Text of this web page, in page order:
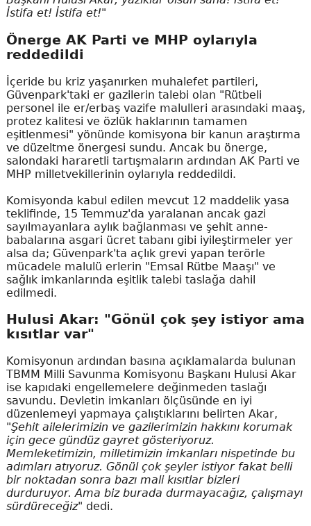
İstifa et! İstifa et!"
Önerge AK Parti ve MHP oylarıyla
reddedildi
İçeride bu kriz yaşanırken muhalefet partileri,
Güvenpark'taki er gazilerin talebi olan "Rütbeli
personel ile er/erbaş vazife malulleri arasındaki maaş,
protez kalitesi ve özlük haklarının tamamen
eşitlenmesi" yönünde komisyona bir kanun araştırma
ve düzeltme önergesi sundu. Ancak bu önerge,
salondaki hararetli tartışmaların ardından AK Parti ve
MHP milletvekillerinin oylarıyla reddedildi.
Komisyonda kabul edilen mevcut 12 maddelik yasa
teklifinde, 15 Temmuz'da yaralanan ancak gazi
sayılmayanlara aylık bağlanması ve şehit anne-
babalarına asgari ücret tabanı gibi iyileştirmeler yer
alsa da; Güvenpark'ta açlık grevi yapan terörle
mücadele malulü erlerin "Emsal Rütbe Maaşı" ve
sağlık imkanlarında eşitlik talebi taslağa dahil
edilmedi.
Hulusi Akar: "Gönül çok şey istiyor ama
kısıtlar var"
Komisyonun ardından basına açıklamalarda bulunan
TBMM Milli Savunma Komisyonu Başkanı Hulusi Akar
ise kapıdaki engellemelere değinmeden taslağı
savundu. Devletin imkanları ölçüsünde en iyi
düzenlemeyi yapmaya çalıştıklarını belirten Akar,
"Şehit ailelerimizin ve gazilerimizin hakkını korumak
için gece gündüz gayret gösteriyoruz.
Memleketimizin, milletimizin imkanları nispetinde bu
adımları atıyoruz. Gönül çok şeyler istiyor fakat belli
bir noktadan sonra bazı mali kısıtlar bizleri
durduruyor. Ama biz burada durmayacağız, çalışmayı
sürdüreceğiz" dedi.